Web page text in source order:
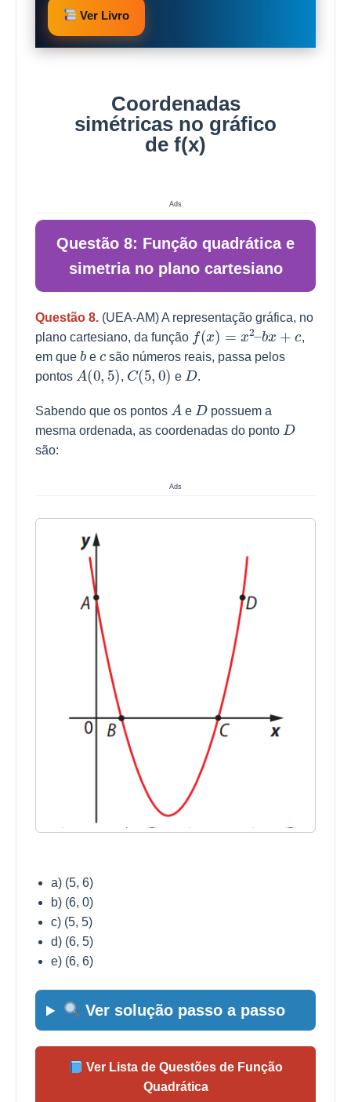
Ver Livro
Coordenadas
simétricas no gráfico
de f(x)
Ads
Questão 8: Função quadrática e
simetria no plano cartesiano
Questão 8. (UEA-AM) A representação gráfica, no
plano cartesiano, da função
(x = 2 bx+
,
em que
b
e
são números reais, passa pelos
pontos
A (0 5)
,
C(5 0)
e
D
.
Sabendo que os pontos
A
e
D
possuem a
mesma ordenada, as coordenadas do ponto
D
são:
Ads
a) (5, 6)
b) (6, 0)
c) (5, 5)
d) (6, 5)
e) (6, 6)
Ver solução passo a passo
Ver Lista de Questões de Função
Quadrática